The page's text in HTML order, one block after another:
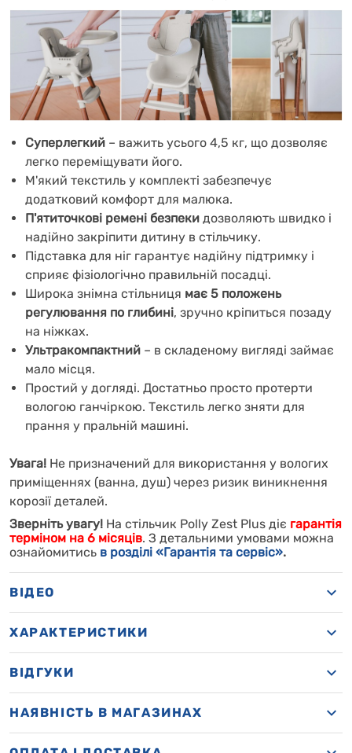
Суперлегкий – важить усього 4,5 кг, що дозволяє
легко переміщувати його.
М'який текстиль у комплекті забезпечує
додатковий комфорт для малюка.
П'ятиточкові ремені безпеки дозволяють швидко і
надійно закріпити дитину в стільчику.
Підставка для ніг гарантує надійну підтримку і
сприяє фізіологічно правильній посадці.
Широка знімна стільниця має 5 положень
регулювання по глибині, зручно кріпиться позаду
на ніжках.
Ультракомпактний – в складеному вигляді займає
мало місця.
Простий у догляді. Достатньо просто протерти
вологою ганчіркою. Текстиль легко зняти для
прання у пральній машині.
Увага! Не призначений для використання у вологих
приміщеннях (ванна, душ) через ризик виникнення
корозії деталей.
Зверніть увагу! На стільчик Polly Zest Plus діє гарантія
терміном на 6 місяців. З детальними умовами можна
ознайомитись в розділі «Гарантія та сервіс».
ВІДЕО
ХАРАКТЕРИСТИКИ
ВІДГУКИ
НАЯВНІСТЬ В МАГАЗИНАХ